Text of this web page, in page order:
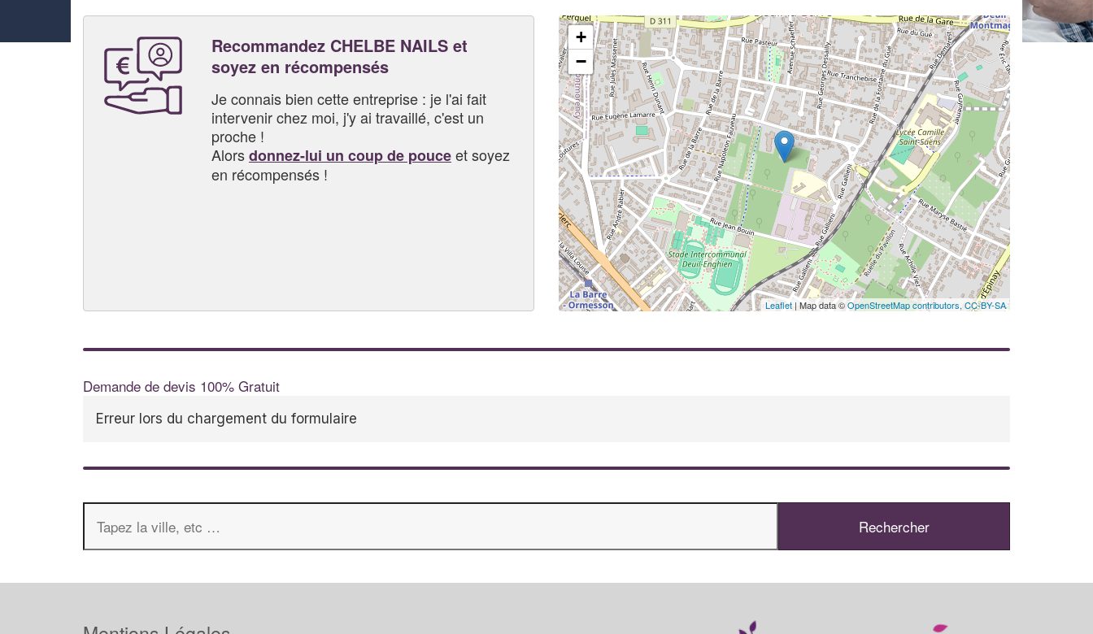
Recommandez CHELBE NAILS et
soyez en récompensés
Je connais bien cette entreprise : je l'ai fait
intervenir chez moi, j'y ai travaillé, c'est un
proche !
Alorsdonnez-lui un coup de pouceet soyez
en récompensés !
+
−
Leaflet | Map data ©OpenStreetMap contributors, CC-BY-SA
Demande de devis 100% Gratuit
Erreur lors du chargement du formulaire
✕
Vous êtes un
professionnel ?
Augmentez votrechiffre d'affaires
vos
margestout en gagnant de
nouveaux clients!
En savoir plus